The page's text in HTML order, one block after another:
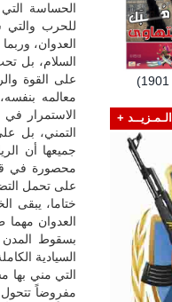
الحساسة
للحرب والتي
العدوان،
السلام، بل
معالمه
الاستمرار
التمني، بل
جميعها أن
محصورة في
على تحمل
ختاما، يبقى
العدوان مهما
بسقوط المدن
السيادية
التي مني بها
مفروضاً
الـمـزيــد +